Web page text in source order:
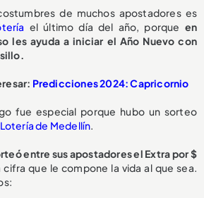
de muchos apostadores es
el último día del año, porque en
les ayuda a iniciar el Año Nuevo con
Predicciones 2024: Capricornio
fue especial porque hubo un sorteo
Lotería de Medellín.
entre sus apostadores el Extra por $
cifra que le compone la vida al que sea.